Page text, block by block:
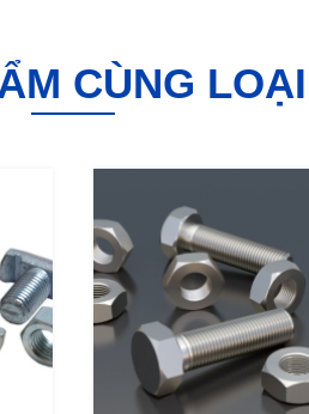
CÙNG LOẠI